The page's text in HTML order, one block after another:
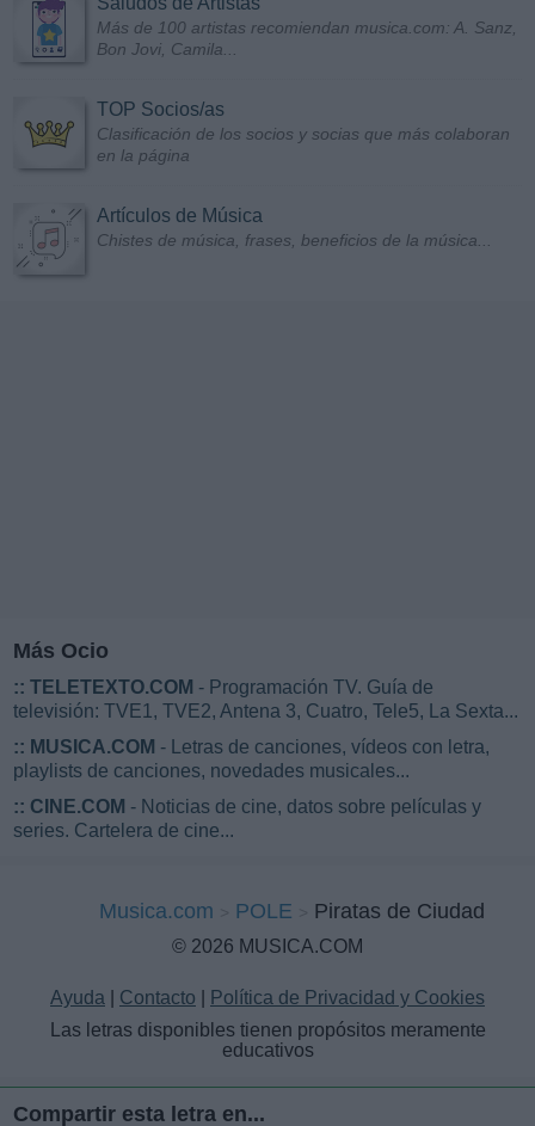
Más de 100 artistas recomiendan musica.com: A. Sanz,
Bon Jovi, Camila...
TOP Socios/as
Clasificación de los socios y socias que más colaboran
en la página
Artículos de Música
Chistes de música, frases, beneficios de la música...
Más Ocio
:: TELETEXTO.COM - Programación TV. Guía de
televisión: TVE1, TVE2, Antena 3, Cuatro, Tele5, La Sexta...
:: MUSICA.COM - Letras de canciones, vídeos con letra,
playlists de canciones, novedades musicales...
:: CINE.COM - Noticias de cine, datos sobre películas y
series. Cartelera de cine...
Musica.com POLE Piratas de Ciudad
© 2026 MUSICA.COM
Ayuda Contacto
Política de Privacidad y Cookies
Las letras disponibles tienen propósitos meramente
educativos
Compartir esta letra en...